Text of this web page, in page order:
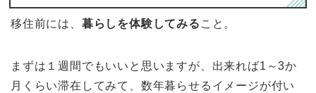
移住前には、 暮らしを体験してみる こと。
まずは１週間でもいいと思いますが、出来れば1～3か
月くらい滞在してみて、数年暮らせるイメージが付い